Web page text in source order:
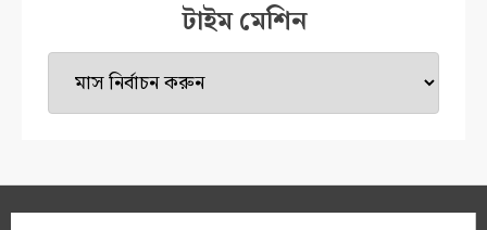
টাইম মেশিন
টাইম
মেশিন